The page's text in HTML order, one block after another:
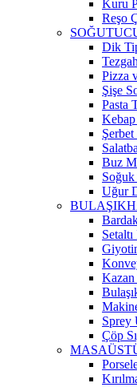
Kuru
Reşo
Dik
Pizza
Şişe
Pasta
Kebap
Buz
Uğur
Kazan
Sprey
Çöp